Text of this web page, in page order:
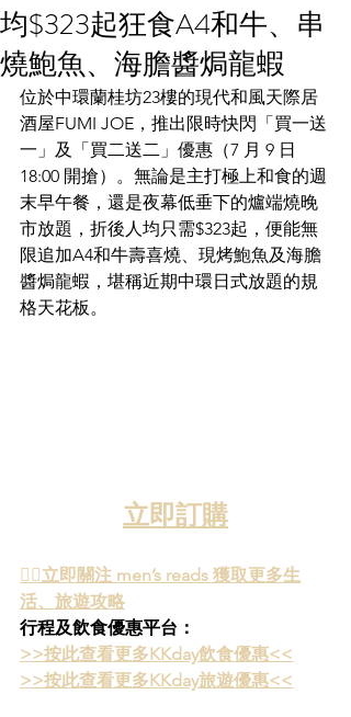
均$323起狂食A4和牛、串
燒鮑魚、海膽醬焗龍蝦
位於中環蘭桂坊23樓的現代和風天際居
酒屋FUMI JOE，推出限時快閃「買一送
一」及「買二送二」優惠（7 月 9 日
18:00 開搶）。無論是主打極上和食的週
末早午餐，還是夜幕低垂下的爐端燒晚
市放題，折後人均只需$323起，便能無
限追加A4和牛壽喜燒、現烤鮑魚及海膽
醬焗龍蝦，堪稱近期中環日式放題的規
格天花板。
立即訂購
👉🏻立即關注 men’s reads 獲取更多生
活、旅遊攻略
行程及飲食優惠平台：
>>按此查看更多KKday飲食優惠<<
>>按此查看更多KKday旅遊優惠<<